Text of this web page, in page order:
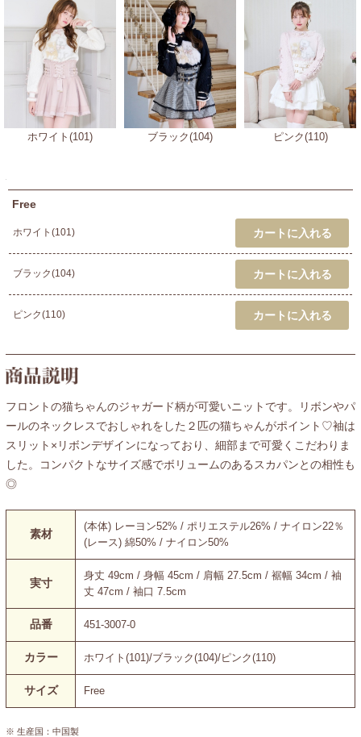
ホワイト(101) ブラック(104) ピンク(110)
Free
ホワイト(101)
ブラック(104)
ピンク(110)
フロントの猫ちゃんのジャガード柄が可愛いニットです。リボンやパ
ールのネックレスでおしゃれをした２匹の猫ちゃんがポイント♡袖は
スリット×リボンデザインになっており、細部まで可愛くこだわりま
した。コンパクトなサイズ感でボリュームのあるスカパンとの相性も
◎
素材
(本体) レーヨン52% / ポリエステル26% / ナイロン22％
(レース) 綿50% / ナイロン50%
実寸
身丈 49cm / 身幅 45cm / 肩幅 27.5cm / 裾幅 34cm / 袖
丈 47cm / 袖口 7.5cm
品番 451-3007-0
カラー ホワイト(101)/ブラック(104)/ピンク(110)
サイズ Free
※ 生産国：中国製